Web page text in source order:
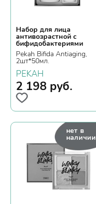
Набор для лица
антивозрастной с
бифидобактериями
Pekah Bifida Antiaging,
2шт*50мл.
PEKAH
2 198 руб.
нет в
наличии